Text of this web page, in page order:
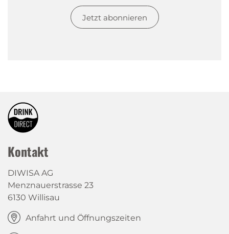
Jetzt abonnieren
Kontakt
DIWISA AG
Menznauerstrasse 23
6130 Willisau
Anfahrt und Öffnungszeiten